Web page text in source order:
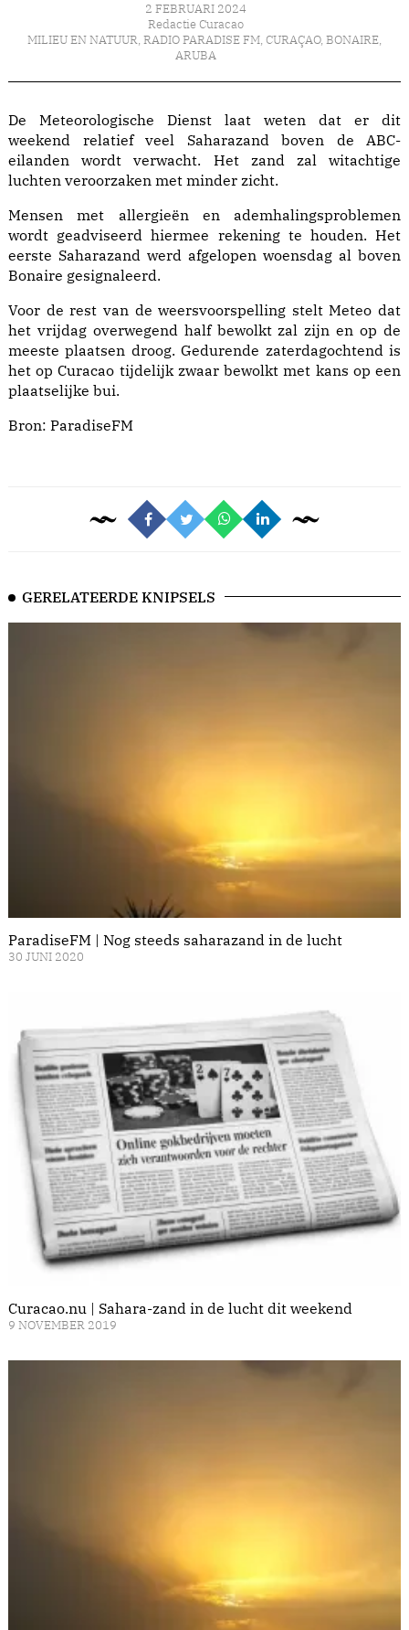
2 FEBRUARI 2024
Redactie Curacao
MILIEU EN NATUUR, RADIO PARADISE FM, CURAÇAO, BONAIRE,
ARUBA
De Meteorologische Dienst laat weten dat er dit
weekend relatief veel Saharazand boven de ABC-
eilanden wordt verwacht. Het zand zal witachtige
luchten veroorzaken met minder zicht.
Mensen met allergieën en ademhalingsproblemen
wordt geadviseerd hiermee rekening te houden. Het
eerste Saharazand werd afgelopen woensdag al boven
Bonaire gesignaleerd.
Voor de rest van de weersvoorspelling stelt Meteo dat
het vrijdag overwegend half bewolkt zal zijn en op de
meeste plaatsen droog. Gedurende zaterdagochtend is
het op Curacao tijdelijk zwaar bewolkt met kans op een
plaatselijke bui.
Bron: ParadiseFM
GERELATEERDE KNIPSELS
ParadiseFM | Nog steeds saharazand in de lucht
30 JUNI 2020
Curacao.nu | Sahara-zand in de lucht dit weekend
9 NOVEMBER 2019